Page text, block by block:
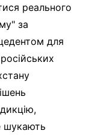
реального
за
для
шукають